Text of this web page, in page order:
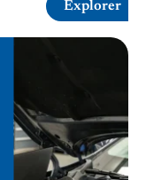
Explorer